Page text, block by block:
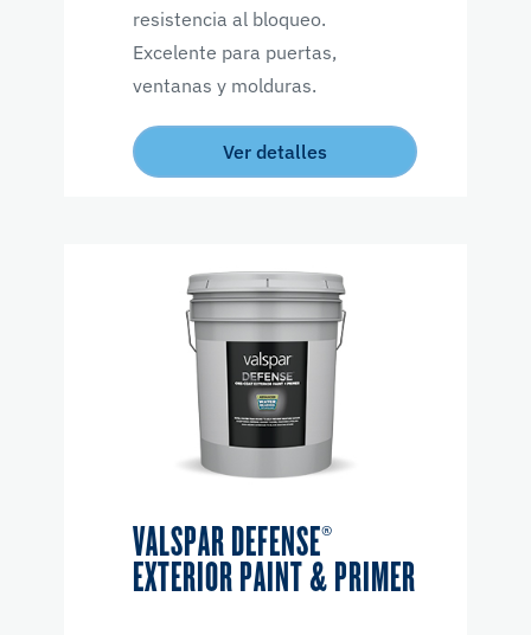
resistencia al bloqueo.
Excelente para puertas,
ventanas y molduras.
Ver detalles
VALSPAR DEFENSE®
EXTERIOR PAINT & PRIMER